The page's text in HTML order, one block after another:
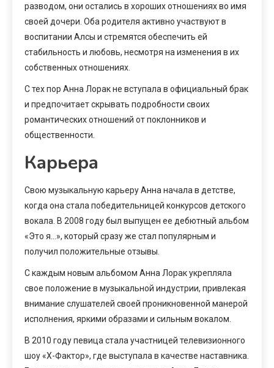
разводом, они остались в хороших отношениях во имя
своей дочери. Оба родителя активно участвуют в
воспитании Алсы и стремятся обеспечить ей
стабильность и любовь, несмотря на изменения в их
собственных отношениях.
С тех пор Анна Лорак не вступала в официальный брак
и предпочитает скрывать подробности своих
романтических отношений от поклонников и
общественности.
Карьера
Свою музыкальную карьеру Анна начала в детстве,
когда она стала победительницей конкурсов детского
вокала. В 2008 году был выпущен ее дебютный альбом
«Это я…», который сразу же стал популярным и
получил положительные отзывы.
С каждым новым альбомом Анна Лорак укрепляла
свое положение в музыкальной индустрии, привлекая
внимание слушателей своей проникновенной манерой
исполнения, яркими образами и сильным вокалом.
В 2010 году певица стала участницей телевизионного
шоу «Х-Фактор», где выступала в качестве наставника.